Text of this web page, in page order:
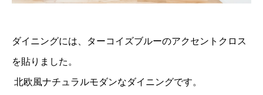
ダイニングには、ターコイズブルーのアクセントクロス
を貼りました。
北欧風ナチュラルモダンなダイニングです。